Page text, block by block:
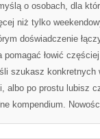
o osobach, dla
niż tylko
doświadczenie
pomagać łowić
szukasz konkretnych
albo po prostu lubisz
kompendium.